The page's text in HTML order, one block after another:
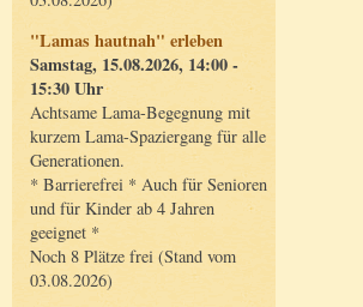
"Lamas hautnah" erleben
Samstag, 15.08.2026, 14:00 -
15:30 Uhr
Achtsame Lama-Begegnung mit
kurzem Lama-Spaziergang für alle
Generationen.
* Barrierefrei * Auch für Senioren
und für Kinder ab 4 Jahren
geeignet *
Noch 8 Plätze frei (Stand vom
03.08.2026)